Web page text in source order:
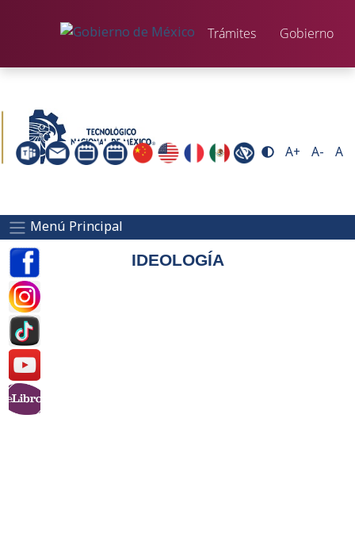
Trámites Gobierno
A+ A- A
Menú Principal
IDEOLOGÍA